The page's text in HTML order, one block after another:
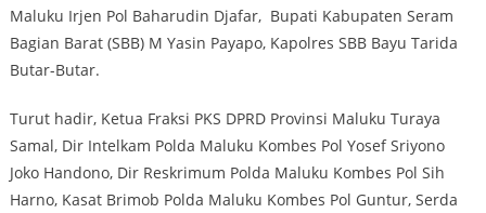
Maluku Irjen Pol Baharudin Djafar, Bupati Kabupaten Seram
Bagian Barat (SBB) M Yasin Payapo, Kapolres SBB Bayu Tarida
Butar-Butar.
Turut hadir, Ketua Fraksi PKS DPRD Provinsi Maluku Turaya
Samal, Dir Intelkam Polda Maluku Kombes Pol Yosef Sriyono
Joko Handono, Dir Reskrimum Polda Maluku Kombes Pol Sih
Harno, Kasat Brimob Polda Maluku Kombes Pol Guntur, Serda